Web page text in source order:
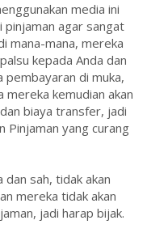
media ini
pinjaman agar sangat
mana-mana, mereka
kepada Anda dan
pembayaran di muka,
kemudian akan
biaya transfer, jadi
Pinjaman yang curang
dan sah, tidak akan
mereka tidak akan
jadi harap bijak.